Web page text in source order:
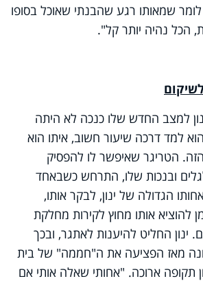
לומר שמאותו רגע שהבנתי שאוכל בסופו
הכל נהיה יותר קל".
למצב החדש שלו כנכה לא היתה
למד דרכה שיעור חשוב, איתו הוא
הטריגר שאיפשר לו להפסיק
ובנכות שלו, התרחש כשבאחד
הגדולה של ינון, לבקר אותו,
להוציא אותו מחוץ לקירות מחלקת
ינון החליט להיענות לאתגר, ובכך
מאז הפציעה את ה"חממה" של בית
תקופה ארוכה. "אחותי שאלה אותי אם